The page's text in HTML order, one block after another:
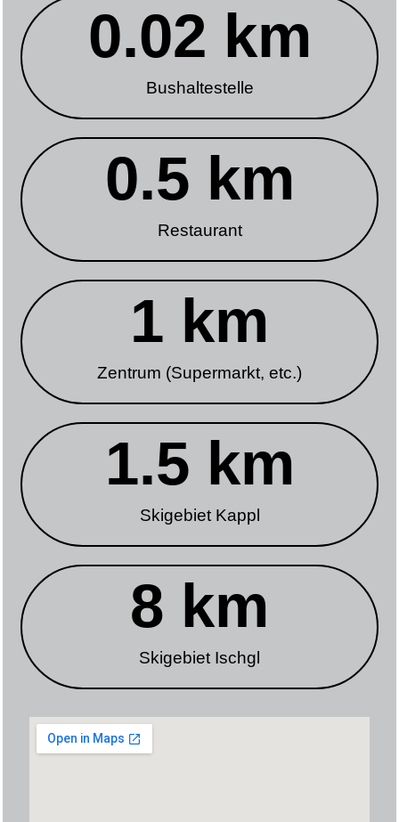
Bushaltestelle
0.02 km
Restaurant
0.5 km
Zentrum (Supermarkt, etc.)
1 km
Skigebiet Kappl
1.5 km
Skigebiet Ischgl
8 km